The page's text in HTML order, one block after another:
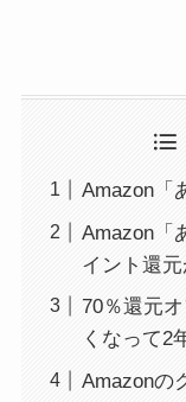
Amazon「
Amazon「
イント還
70％還元
くなって2
Amazonの